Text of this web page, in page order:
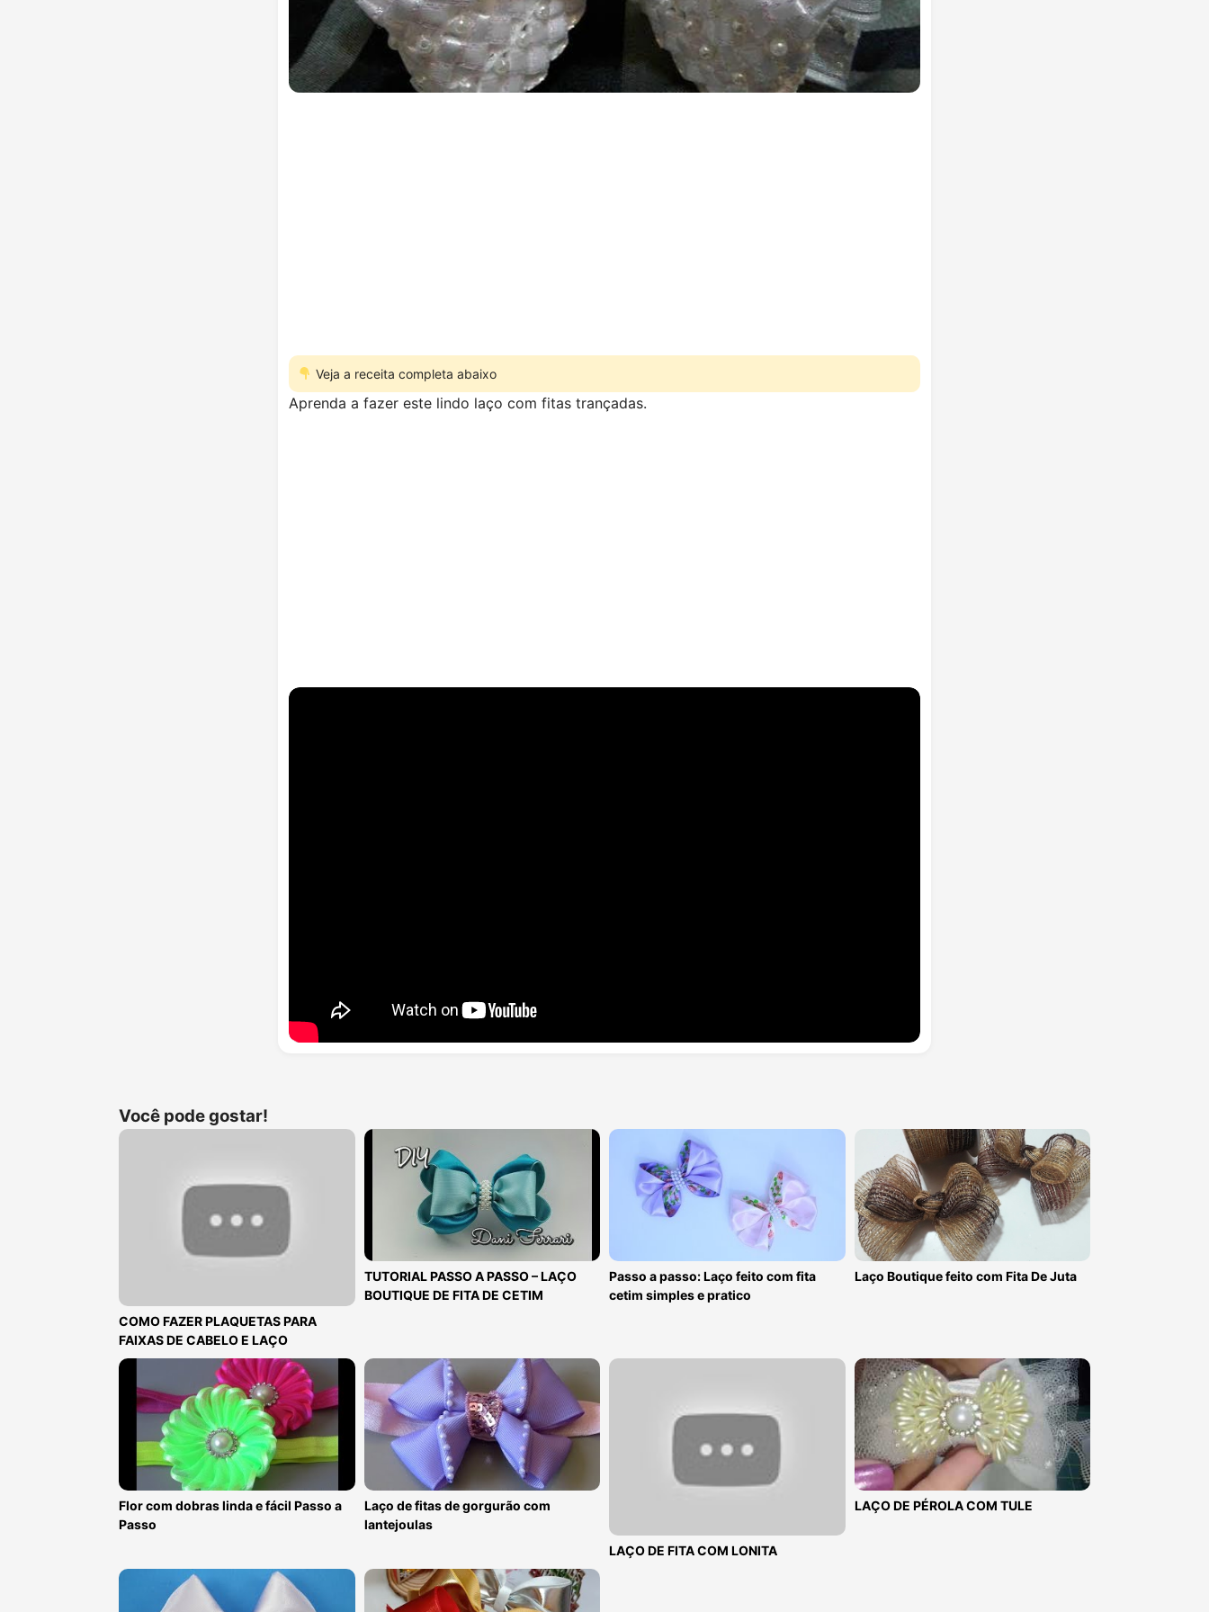
Veja a receita completa abaixo
Aprenda a fazer este lindo laço com fitas trançadas.
Você pode gostar!
COMO FAZER PLAQUETAS PARA
FAIXAS DE CABELO E LAÇO
TUTORIAL PASSO A PASSO – LAÇO
BOUTIQUE DE FITA DE CETIM
Passo a passo: Laço feito com fita
cetim simples e pratico
Laço Boutique feito com Fita De Juta
Flor com dobras linda e fácil Passo a
Passo
Laço de fitas de gorgurão com
lantejoulas
LAÇO DE FITA COM LONITA
LAÇO DE PÉROLA COM TULE